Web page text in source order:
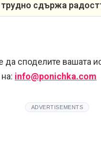
трудно сдържа
да споделите вашата
info@ponichka.com
ADVERTISEMENTS